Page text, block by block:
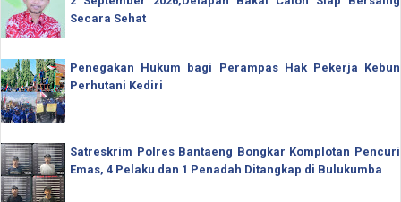
Secara Sehat
Penegakan Hukum bagi Perampas Hak Pekerja Kebun
Perhutani Kediri
Satreskrim Polres Bantaeng Bongkar Komplotan Pencuri
Emas, 4 Pelaku dan 1 Penadah Ditangkap di Bulukumba